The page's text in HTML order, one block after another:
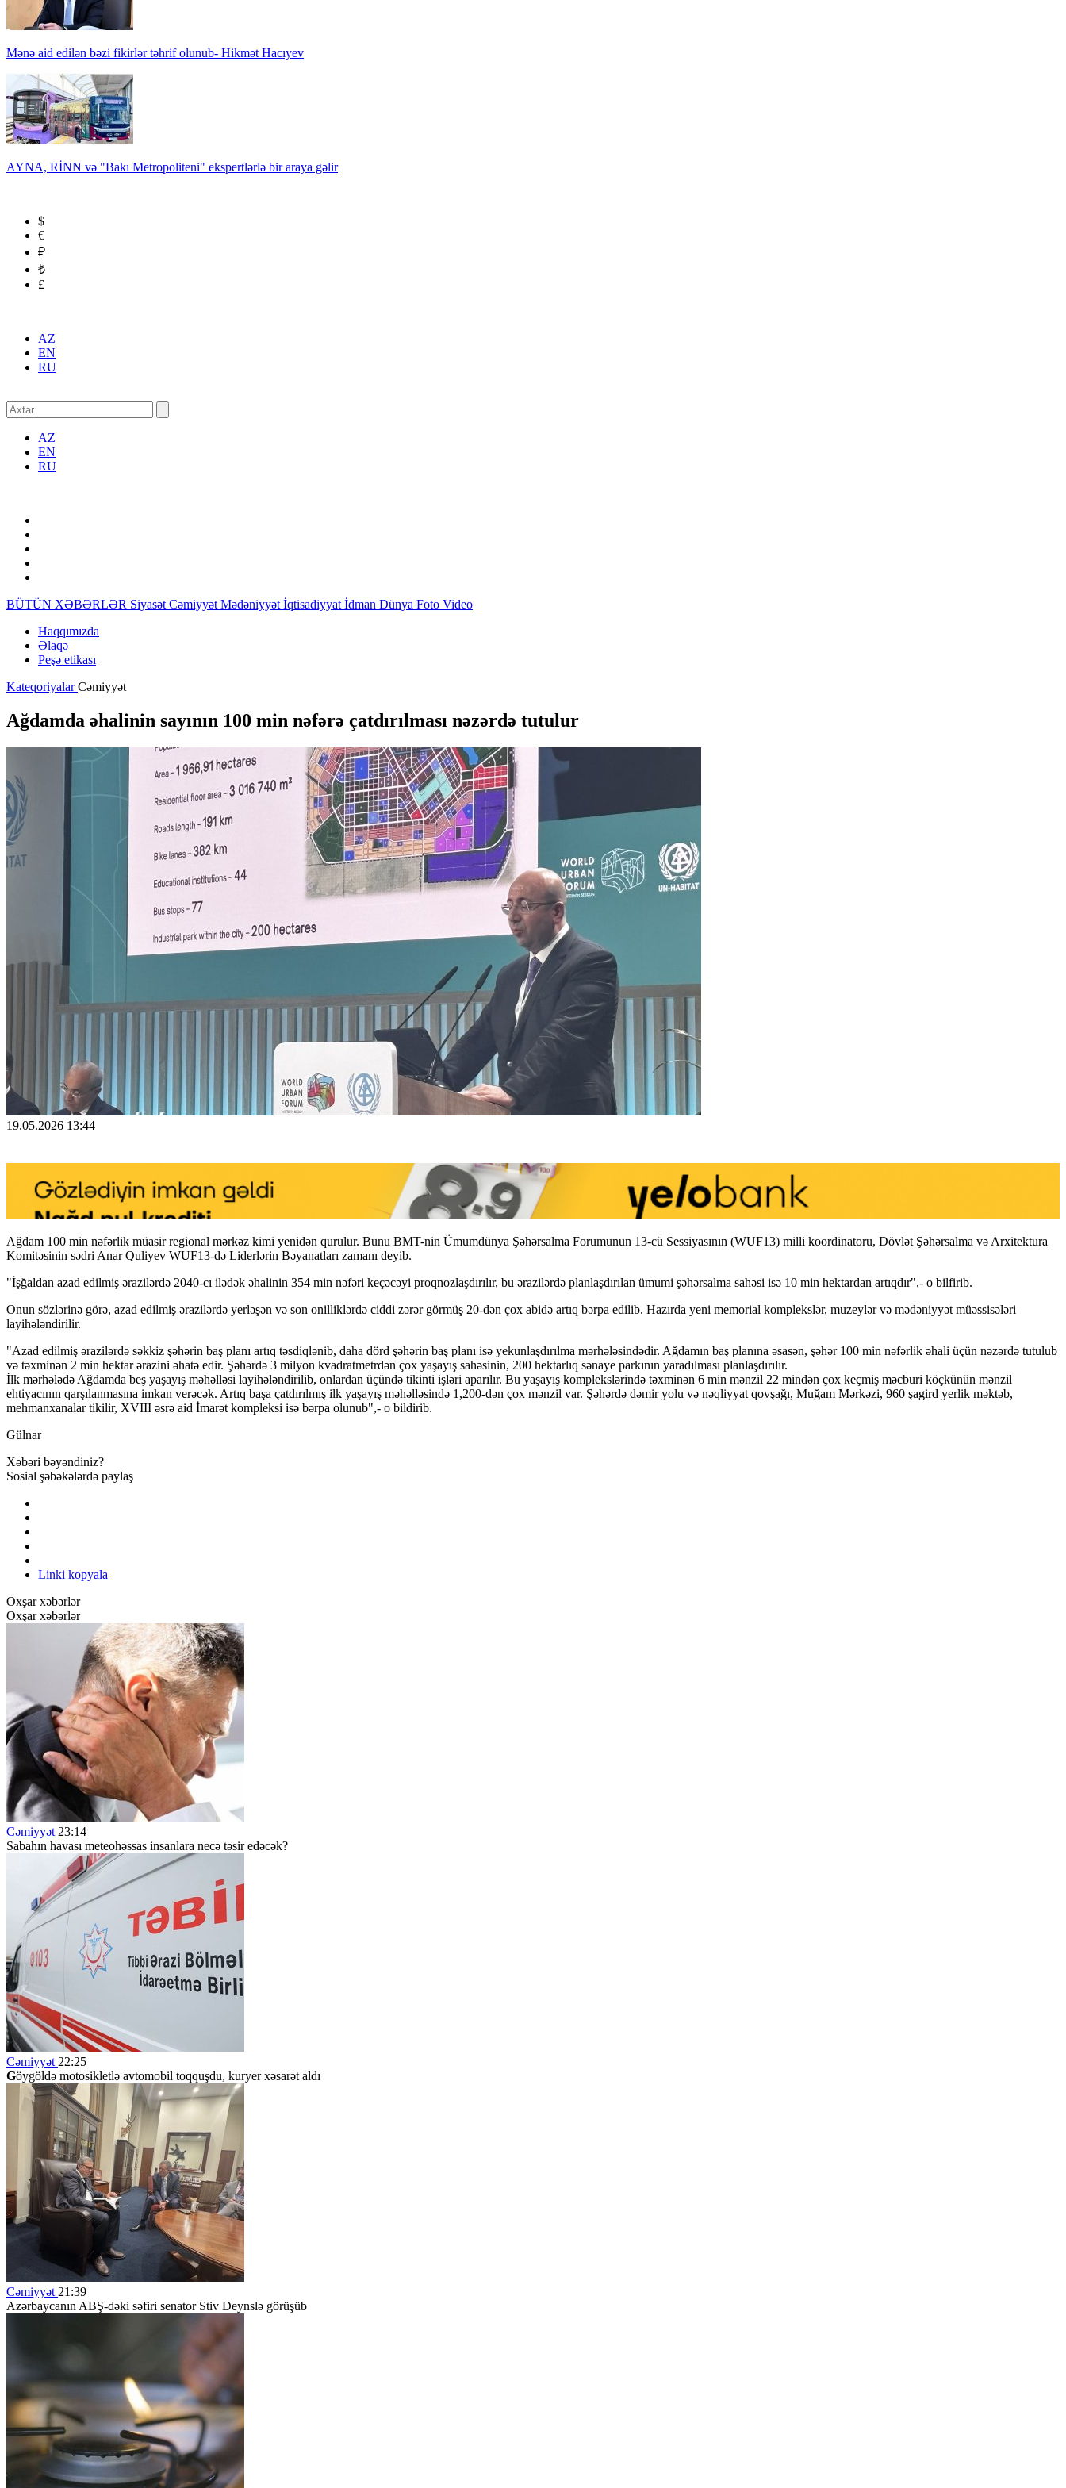
Mənə aid edilən bəzi fikirlər təhrif olunub- Hikmət Hacıyev
AYNA, RİNN və "Bakı Metropoliteni" ekspertlərlə bir araya gəlir
$
€
₽
₺
£
AZ
EN
RU
AZ
EN
RU
BÜTÜN XƏBƏRLƏR Siyasət Cəmiyyət Mədəniyyət İqtisadiyyat İdman Dünya Foto Video
Haqqımızda
Əlaqə
Peşə etikası
KateqoriyalarCəmiyyət
Ağdamda əhalinin sayının 100 min nəfərə çatdırılması nəzərdə tutulur
19.05.2026 13:44
Ağdam 100 min nəfərlik müasir regional mərkəz kimi yenidən qurulur. Bunu BMT-nin Ümumdünya Şəhərsalma Forumunun 13-cü Sessiyasının (WUF13) milli koordinatoru, Dövlət Şəhərsalma və Arxitektura
Komitəsinin sədri Anar Quliyev WUF13-də Liderlərin Bəyanatları zamanı deyib.
"İşğaldan azad edilmiş ərazilərdə 2040-cı ilədək əhalinin 354 min nəfəri keçəcəyi proqnozlaşdırılır, bu ərazilərdə planlaşdırılan ümumi şəhərsalma sahəsi isə 10 min hektardan artıqdır",- o bilfirib.
Onun sözlərinə görə, azad edilmiş ərazilərdə yerləşən və son onilliklərdə ciddi zərər görmüş 20-dən çox abidə artıq bərpa edilib. Hazırda yeni memorial komplekslər, muzeylər və mədəniyyət müəssisələri
layihələndirilir.
"Azad edilmiş ərazilərdə səkkiz şəhərin baş planı artıq təsdiqlənib, daha dörd şəhərin baş planı isə yekunlaşdırılma mərhələsindədir. Ağdamın baş planına əsasən, şəhər 100 min nəfərlik əhali üçün nəzərdə tutulub
və təxminən 2 min hektar ərazini əhatə edir. Şəhərdə 3 milyon kvadratmetrdən çox yaşayış sahəsinin, 200 hektarlıq sənaye parkının yaradılması planlaşdırılır.
İlk mərhələdə Ağdamda beş yaşayış məhəlləsi layihələndirilib, onlardan üçündə tikinti işləri aparılır. Bu yaşayış komplekslərində təxminən 6 min mənzil 22 mindən çox keçmiş məcburi köçkünün mənzil
ehtiyacının qarşılanmasına imkan verəcək. Artıq başa çatdırılmış ilk yaşayış məhəlləsində 1,200-dən çox mənzil var. Şəhərdə dəmir yolu və nəqliyyat qovşağı, Muğam Mərkəzi, 960 şagird yerlik məktəb,
mehmanxanalar tikilir, XVIII əsrə aid İmarət kompleksi isə bərpa olunub",- o bildirib.
Gülnar
Xəbəri bəyəndiniz?
Sosial şəbəkələrdə paylaş
Linki kopyala
Oxşar xəbərlər
Oxşar xəbərlər
Cəmiyyət 23:14
Sabahın havası meteohəssas insanlara necə təsir edəcək?
Cəmiyyət 22:25
Göygöldə motosikletlə avtomobil toqquşdu, kuryer xəsarət aldı
Cəmiyyət 21:39
Azərbaycanın ABŞ-dəki səfiri senator Stiv Deynslə görüşüb